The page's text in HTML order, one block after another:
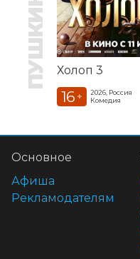
Холоп 3
16 +
2026, Россия
Комедия
Основное
Афиша
Рекламодателям